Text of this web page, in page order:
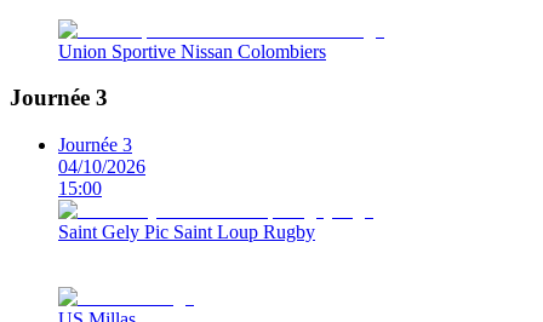
Union Sportive Nissan Colombiers
Journée 3
Journée 3
04/10/2026
15:00
Saint Gely Pic Saint Loup Rugby